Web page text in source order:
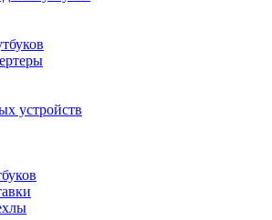
устройств